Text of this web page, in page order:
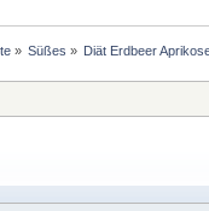
» Süßes » Diät Erdbeer